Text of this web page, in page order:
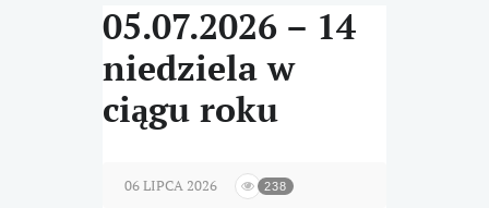
05.07.2026 – 14
niedziela w
ciągu roku
06 LIPCA 2026 238